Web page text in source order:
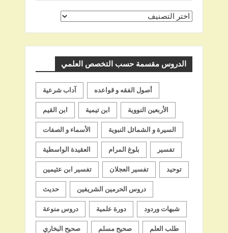
اختر
الدروس مقسمة حسب التخصص العلمي
آداب شرعية أصول الفقه و قواعده
ابن القيم ابن تيمية الأربعين النووية
الأسماء و الصفات السيرة و الشمائل النبوية
العقيدة الواسطية بلوغ المرام تفسير
تفسير ابن عثيمين تفسير العجلان توحيد
حديث دروس الحرمين الشريفين
دروس منوعة دورة علمية شبهات وردود
صحيح البخاري صحيح مسلم طلب العلم